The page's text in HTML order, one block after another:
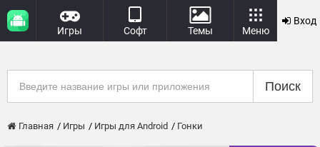
Игры Софт Темы Меню
Вход
Поиск
Главная Игры Игры для Android Гонки